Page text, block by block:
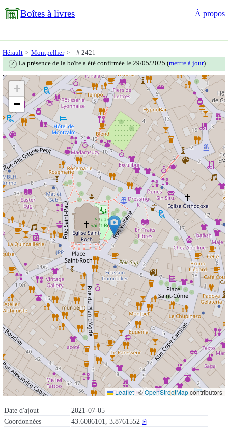
Boîtes à livres À propos
Hérault Montpellier # 2421
✓ La présence de la boîte a été confirmée le 29/05/2025 (mettre à jour).
Date d'ajout
2021-07-05
Coordonnées
43.6086101, 3.8761552 ⎘
+
−
Leaflet |©OpenStreetMapcontributors